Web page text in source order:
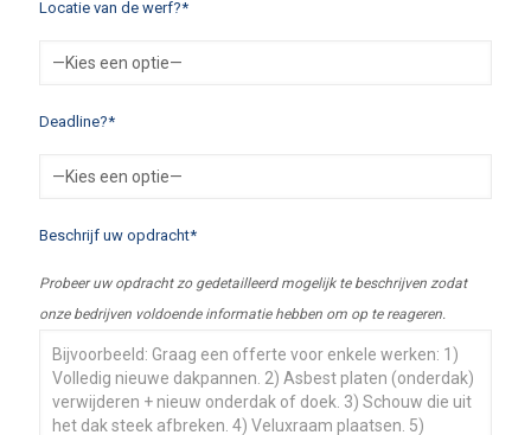
Locatie van de werf?*
Deadline?*
Beschrijf uw opdracht*
Probeer uw opdracht zo gedetailleerd mogelijk te beschrijven zodat
onze bedrijven voldoende informatie hebben om op te reageren.